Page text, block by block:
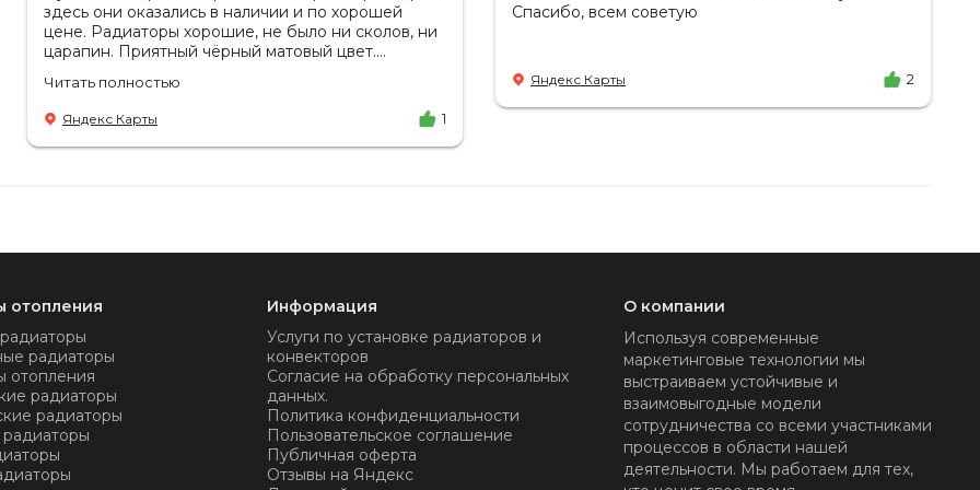
здесь они оказались в наличии и по хорошей
цене. Радиаторы хорошие, не было ни сколов, ни
царапин. Приятный чёрный матовый цвет.
разъяснения. Так же отмечу, что хорошая
доставка в срок, учли высоту паркинга, проблем
не было.
Читать полностью
Яндекс Карты 1
Спасибо, всем советую
Яндекс Карты 2
отопления
радиаторы
отопления
радиаторы
радиаторы
Информация
Услуги по установке радиаторов и
конвекторов
Согласие на обработку персональных
данных.
Политика конфиденциальности
Пользовательское соглашение
Публичная оферта
Отзывы на Яндекс
О компании
Используя современные
маркетинговые технологии мы
выстраиваем устойчивые и
взаимовыгодные модели
сотрудничества со всеми участниками
процессов в области нашей
деятельности. Мы работаем для тех,